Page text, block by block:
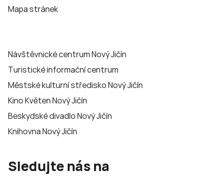
Mapa stránek
Návštěvnické centrum Nový Jičín
Turistické informační centrum
Městské kulturní středisko Nový Jičín
Kino Květen Nový Jičín
Beskydské divadlo Nový Jičín
Knihovna Nový Jičín
Sledujte nás na